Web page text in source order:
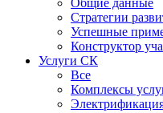
Общие данные
Стратегии
Успешные
Конструктор
Услуги СК
Все
Комплексы